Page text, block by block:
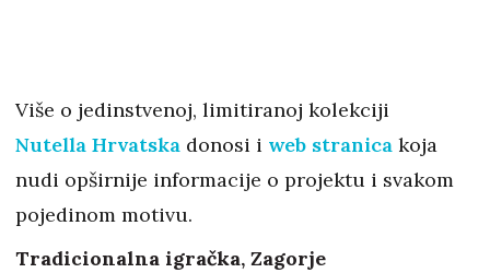
Više o jedinstvenoj, limitiranoj kolekciji
Nutella Hrvatska donosi i web stranica koja
nudi opširnije informacije o projektu i svakom
pojedinom motivu.
Tradicionalna igračka, Zagorje